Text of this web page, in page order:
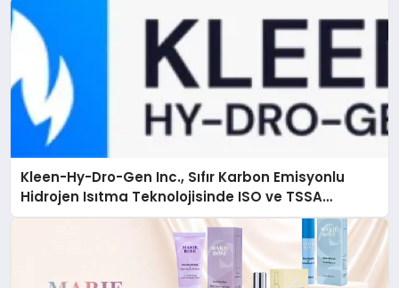
Kleen-Hy-Dro-Gen Inc., Sıfır Karbon Emisyonlu
Hidrojen Isıtma Teknolojisinde ISO ve TSSA
Düzenleyici Onaylarını Aldı